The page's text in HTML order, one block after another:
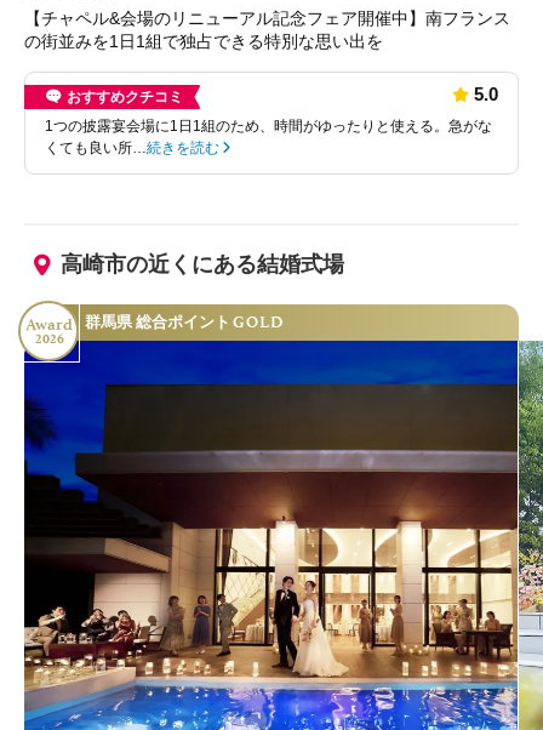
【チャペル&会場のリニューアル記念フェア開催中】南フランス
の街並みを1日1組で独占できる特別な思い出を
おすすめクチコミ 5.0
1つの披露宴会場に1日1組のため、時間がゆったりと使える。急がな
くても良い所…続きを読む
高崎市の近くにある結婚式場
Award
2026
群馬県 総合ポイント GOLD